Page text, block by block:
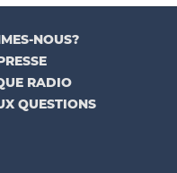
NOUS?
RADIO
QUESTIONS